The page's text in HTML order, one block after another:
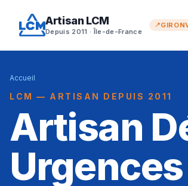
Artisan LCM
Depuis 2011 · Île-de-France
Accueil
LCM — ARTISAN DEPUIS 2011
Artisan
Urgences